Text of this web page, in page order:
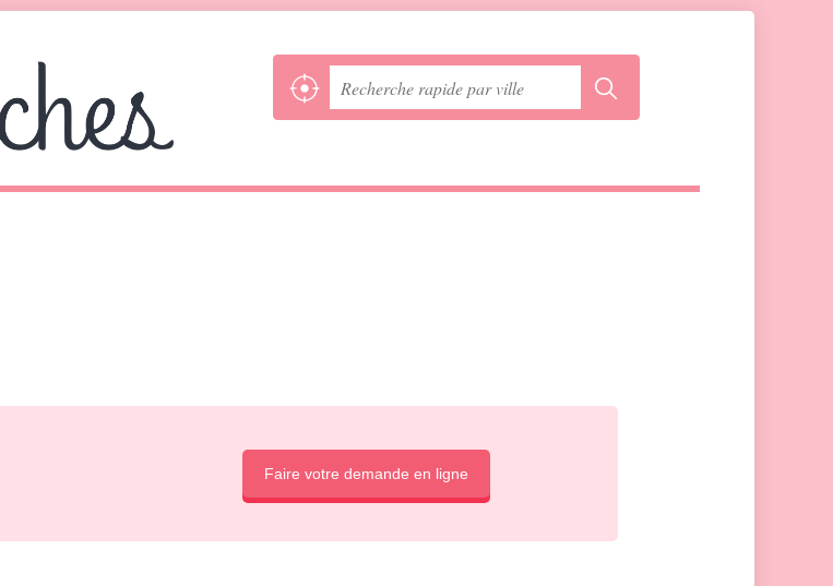
Faire votre demande en ligne